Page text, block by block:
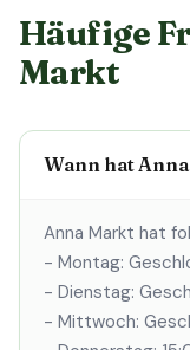
Häufige
Markt
Wann hat
Anna Markt hat
- Montag:
- Dienstag:
- Mittwoch: